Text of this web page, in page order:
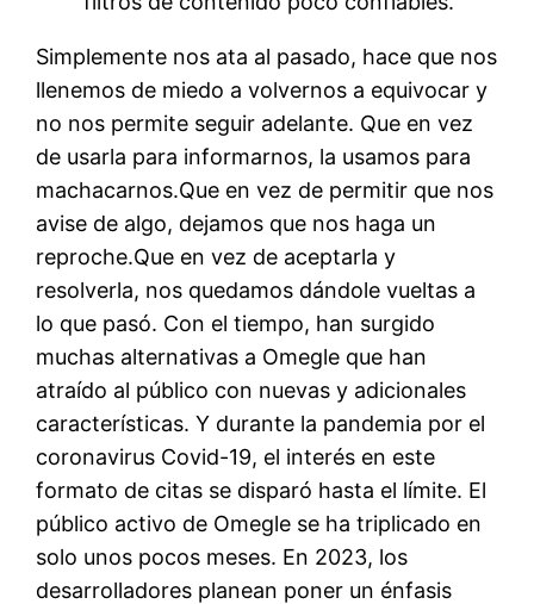
Simplemente nos ata al pasado, hace que nos
llenemos de miedo a volvernos a equivocar y
no nos permite seguir adelante. Que en vez
de usarla para informarnos, la usamos para
machacarnos.Que en vez de permitir que nos
avise de algo, dejamos que nos haga un
reproche.Que en vez de aceptarla y
resolverla, nos quedamos dándole vueltas a
lo que pasó. Con el tiempo, han surgido
muchas alternativas a Omegle que han
atraído al público con nuevas y adicionales
características. Y durante la pandemia por el
coronavirus Covid-19, el interés en este
formato de citas se disparó hasta el límite. El
público activo de Omegle se ha triplicado en
solo unos pocos meses. En 2023, los
desarrolladores planean poner un énfasis